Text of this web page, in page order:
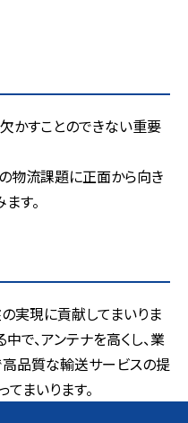
かすことのできない重要
物流課題に正面から向き
す。
実現に貢献してまいりま
で、アンテナを高くし、業
高品質な輸送サービスの提
まいります。